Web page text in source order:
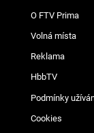
O FTV Prima
Volná místa
Reklama
HbbTV
Podmínky
Cookies